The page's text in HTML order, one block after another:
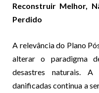
Reconstruir Melhor,
Perdido
A relevância do Plano
alterar o paradigma
desastres naturais. A
danificadas continua a